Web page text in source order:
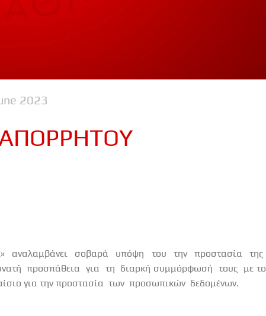
2023
ΑΠΟΡΡΗΤΟΥ
σοβαρά υπόψη του την προστασία της
προσπάθεια για τη διαρκή συμμόρφωσή τους με το
για την προστασία των προσωπικών δεδομένων.